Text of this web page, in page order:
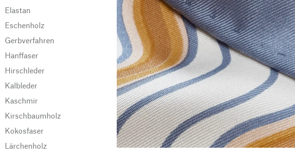
Elastan
Eschenholz
Gerbverfahren
Hanffaser
Hirschleder
Kalbleder
Kaschmir
Kirschbaumholz
Kokosfaser
Lärchenholz